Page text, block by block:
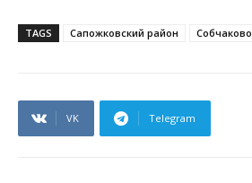
TAGS Сапожковский район Собчаково
VK Telegram